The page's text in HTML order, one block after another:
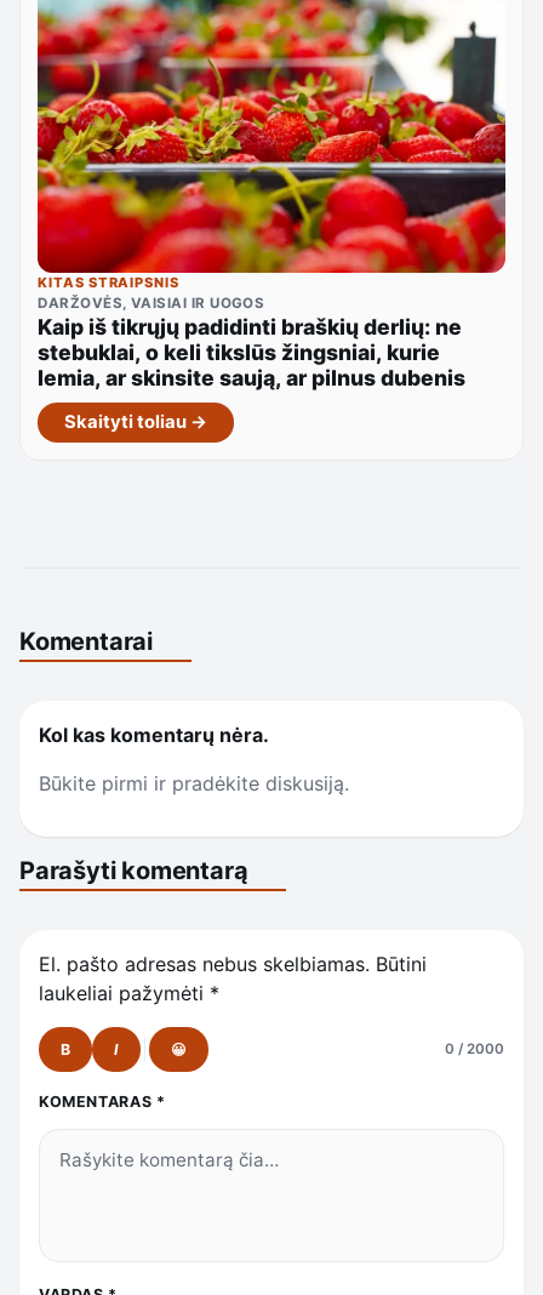
KITAS STRAIPSNIS
DARŽOVĖS, VAISIAI IR UOGOS
Kaip iš tikrųjų padidinti braškių derlių: ne
stebuklai, o keli tikslūs žingsniai, kurie
lemia, ar skinsite saują, ar pilnus dubenis
Skaityti toliau →
Komentarai
Kol kas komentarų nėra.
Būkite pirmi ir pradėkite diskusiją.
Parašyti komentarą
El. pašto adresas nebus skelbiamas. Būtini
laukeliai pažymėti *
B I 😀 0 / 2000
KOMENTARAS *